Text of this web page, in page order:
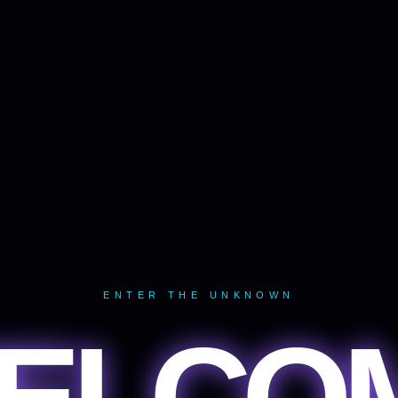
ENTER THE UNKNOWN